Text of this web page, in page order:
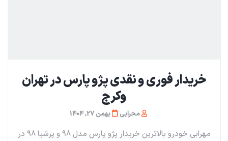
خریدار فوری و نقدی پژو پارس در تهران
و‌کرج
محرابی بهمن 27, 1404
مهرابی خودرو بالاترین خریدار پژو پارس مدل ۹۸ و پرشیا ۹۸ در